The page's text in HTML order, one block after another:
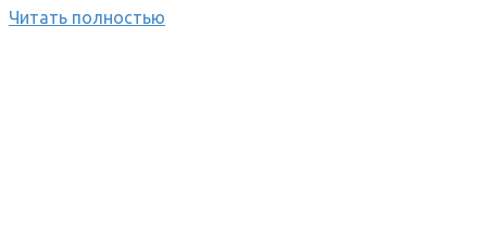
Читать полностью